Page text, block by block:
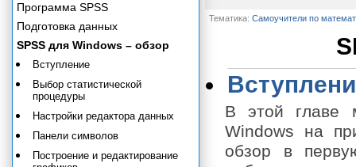
Тематика: Самоучители по
В этой главе
Windows на
обзор в
Программа SPSS
Подготовка данных
SPSS для Windows – обзор
Вступление
Выбор статистической
процедуры
Настройки редактора данных
Панели символов
Построение и редактирование